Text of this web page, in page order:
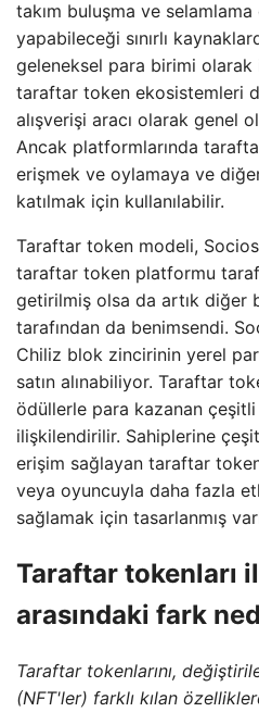
takım buluşma ve
yapabileceği sınırlı
geleneksel para birimi
taraftar token ekosistemleri
alışverişi aracı olarak genel
Ancak platformlarında
erişmek ve oylamaya ve
katılmak için kullanılabilir.
Taraftar token modeli,
taraftar token platformu
getirilmiş olsa da artık diğer
tarafından da benimsendi.
Chiliz blok zincirinin yerel
satın alınabiliyor. Taraftar
ödüllerle para kazanan çeşitli
ilişkilendirilir. Sahiplerine
erişim sağlayan taraftar
veya oyuncuyla daha fazla
sağlamak için tasarlanmış
Taraftar tokenları
arasındaki fark
Taraftar tokenlarını,
(NFT'ler) farklı kılan